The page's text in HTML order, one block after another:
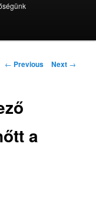
Post
← Previous Next →
a